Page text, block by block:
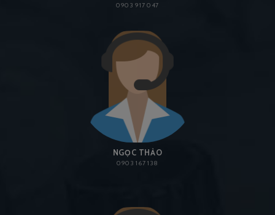
0903 917 047
NGỌC THẢO
0903 167 138